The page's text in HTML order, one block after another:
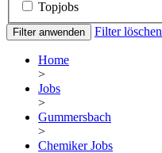
Topjobs
Filter anwenden Filter löschen
Home
>
Jobs
>
Gummersbach
>
Chemiker Jobs